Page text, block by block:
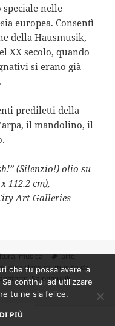
nelle
europea. Consentì
della Hausmusik,
XX secolo, quando
si erano già
prediletti della
il mandolino, il
(Silenzio!)olio su
112.2 cm),
Art Galleries
,musica Tag
arte,
classica,musica da
,Salonmusik
da salotto: genere prediletto
che tu possa avere la
continui ad utilizzare
tu ne sia felice.
PIÙ